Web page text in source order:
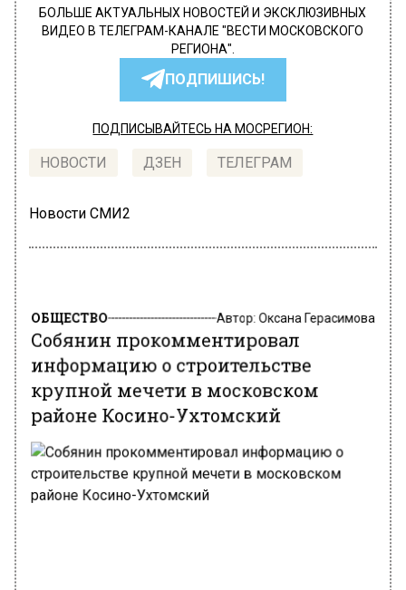
БОЛЬШЕ АКТУАЛЬНЫХ НОВОСТЕЙ И ЭКСКЛЮЗИВНЫХ
ВИДЕО В ТЕЛЕГРАМ-КАНАЛЕ "ВЕСТИ МОСКОВСКОГО
РЕГИОНА".
ПОДПИШИСЬ!
ПОДПИСЫВАЙТЕСЬ НА МОСРЕГИОН:
НОВОСТИ ДЗЕН ТЕЛЕГРАМ
Новости СМИ2
Собянин прокомментировал
информацию о строительстве
крупной мечети в московском
районе Косино-Ухтомский